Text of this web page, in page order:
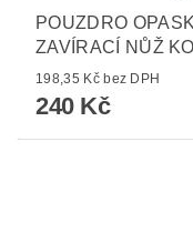
POUZDRO
ZAVÍRACÍ NŮŽ
198,35 Kč bez DPH
240 Kč